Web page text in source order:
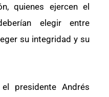
quienes ejercen el
elegir entre
su integridad y su
presidente Andrés